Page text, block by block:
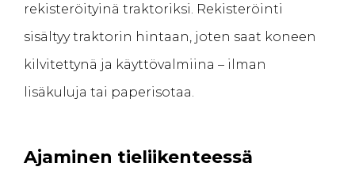
rekisteröityinä traktoriksi. Rekisteröinti
sisältyy traktorin hintaan, joten saat koneen
kilvitettynä ja käyttövalmiina – ilman
lisäkuluja tai paperisotaa.
Ajaminen tieliikenteessä